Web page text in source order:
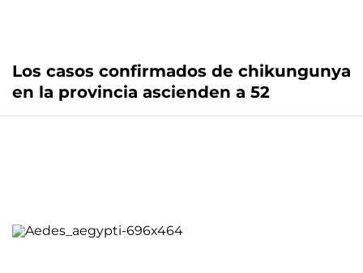
Los casos confirmados de chikungunya
en la provincia ascienden a 52